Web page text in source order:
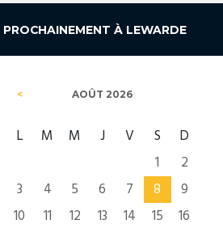
PROCHAINEMENT À LEWARDE
AOÛT 2026
L M M J V S
D
1
2
3
4 5 6 7 8
9
10
11 12 13 14 15
16